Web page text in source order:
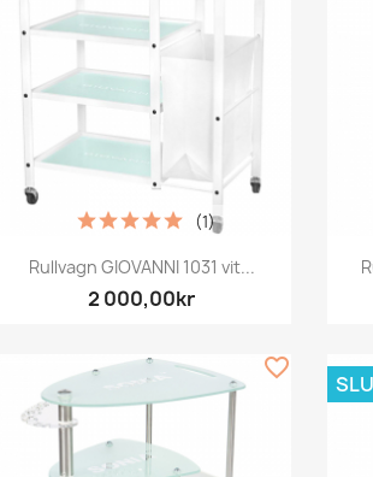
Snabbvy
Rullvagn GIOVANNI 1031 vit...
2 000,00kr
(1)
favorite_border